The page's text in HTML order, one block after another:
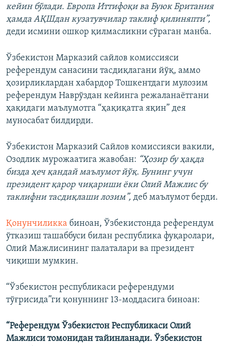
кейин бўлади. Европа Иттифоқи ва Буюк Британия
ҳамда АҚШдан кузатувчилар таклиф қилиняпти”,
деди исмини ошкор қилмасликни сўраган манба.
Ўзбекистон Марказий сайлов комиссияси
референдум санасини тасдиқлагани йўқ, аммо
ҳозирликлардан хабардор Тошкентдаги мулозим
референдум Наврўздан кейинга режаланаётгани
ҳақидаги маълумотга “ҳақиқатга яқин” дея
муносабат билдирди.
Ўзбекистон Марказий Сайлов комиссияси вакили,
Озодлик мурожаатига жавобан: “Ҳозир бу ҳақда
бизда ҳеч қандай маълумот йўқ. Бунинг учун
президент қарор чиқариши ёки Олий Мажлис бу
таклифни тасдиқлаши лозим”, деб маълумот берди.
Қонунчиликка биноан, Ўзбекистонда референдум
ўтказиш ташаббуси билан республика фуқаролари,
Олий Мажлисининг палаталари ва президент
чиқиши мумкин.
“Ўзбекистон республикаси референдуми
тўғрисида”ги қонуннинг 13-моддасига биноан:​
“Референдум Ўзбекистон Республикаси Олий
Мажлиси томонидан тайинланади. Ўзбекистон